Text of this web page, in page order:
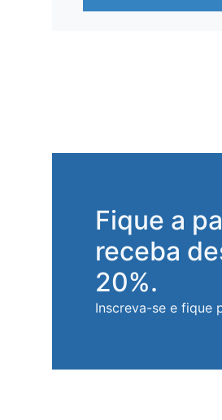
Fique a
receba
20%.
Inscreva-se e fique